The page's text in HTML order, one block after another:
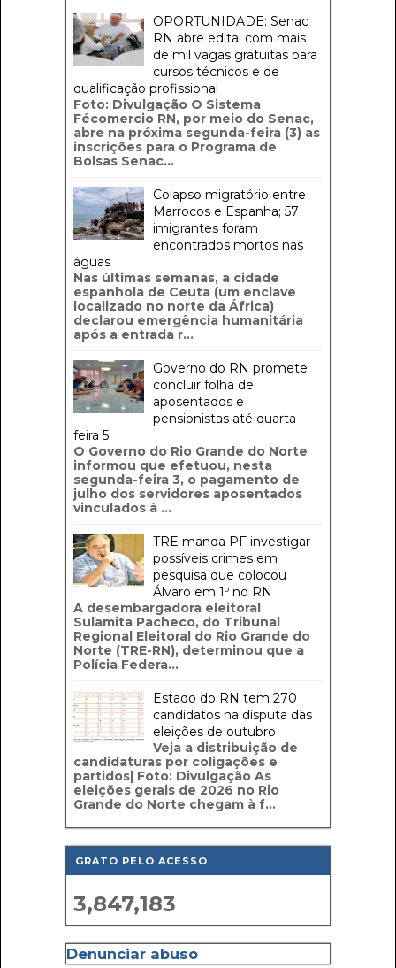
OPORTUNIDADE: Senac
RN abre edital com mais
de mil vagas gratuitas para
cursos técnicos e de
qualificação profissional
Foto: Divulgação O Sistema
Fécomercio RN, por meio do Senac,
abre na próxima segunda-feira (3) as
inscrições para o Programa de
Bolsas Senac...
Colapso migratório entre
Marrocos e Espanha; 57
imigrantes foram
encontrados mortos nas
águas
Nas últimas semanas, a cidade
espanhola de Ceuta (um enclave
localizado no norte da África)
declarou emergência humanitária
após a entrada r...
Governo do RN promete
concluir folha de
aposentados e
pensionistas até quarta-
feira 5
O Governo do Rio Grande do Norte
informou que efetuou, nesta
segunda-feira 3, o pagamento de
julho dos servidores aposentados
vinculados à ...
TRE manda PF investigar
possíveis crimes em
pesquisa que colocou
Álvaro em 1º no RN
A desembargadora eleitoral
Sulamita Pacheco, do Tribunal
Regional Eleitoral do Rio Grande do
Norte (TRE-RN), determinou que a
Polícia Federa...
Estado do RN tem 270
candidatos na disputa das
eleições de outubro
Veja a distribuição de
candidaturas por coligações e
partidos| Foto: Divulgação As
eleições gerais de 2026 no Rio
Grande do Norte chegam à f...
GRATO PELO ACESSO
3,847,183
Denunciar abuso